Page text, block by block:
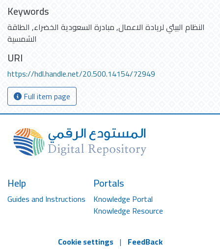
Keywords
النظام البيئي لريادة الاعمال,مبادرة السعودية الخضراء, الطاقة
الشمسية
URI
https://hdl.handle.net/20.500.14154/72949
Full item page
Help
Guides and Instructions
Portals
Knowledge Portal
Knowledge Resource
Cookie settings | FeedBack